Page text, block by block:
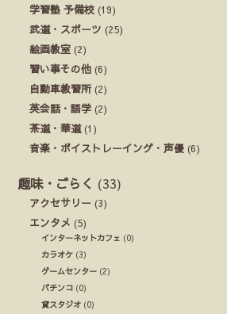
学習塾 予備校 (19)
武道・スポーツ (25)
絵画教室 (2)
習い事その他 (6)
自動車教習所(2)
英会話・語学 (2)
茶道・華道(1)
音楽・ボイストレーイング・声優 (6)
趣味・ごらく (33)
アクセサリー (3)
エンタメ (5)
インターネットカフェ (0)
カラオケ (3)
ゲームセンター (2)
パチンコ (0)
貸スタジオ (0)